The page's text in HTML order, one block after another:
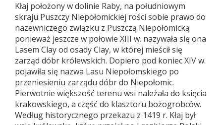
Kłaj położony w dolinie Raby, na południowym
skraju Puszczy Niepołomickiej rości sobie prawo do
nazewniczego związku z Puszczą Niepołomicką
ponieważ jeszcze w połowie XIII w. nazywała się ona
Lasem Clay od osady Clay, w której mieścił się
zarząd dóbr królewskich. Dopiero pod koniec XIV w.
pojawiła się nazwa Lasu Niepołomskiego po
przeniesieniu zarządu dóbr do Niepołomic.
Pierwotnie większość terenu wsi należała do księcia
krakowskiego, a część do klasztoru bożogrobców.
Według historycznego przekazu z 1419 r. Kłaj był